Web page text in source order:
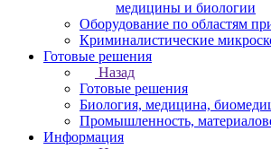
медицины и биологии
Оборудование по областям
Криминалистические
Готовые решения
Назад
Готовые решения
Биология, медицина,
Промышленность,
Информация